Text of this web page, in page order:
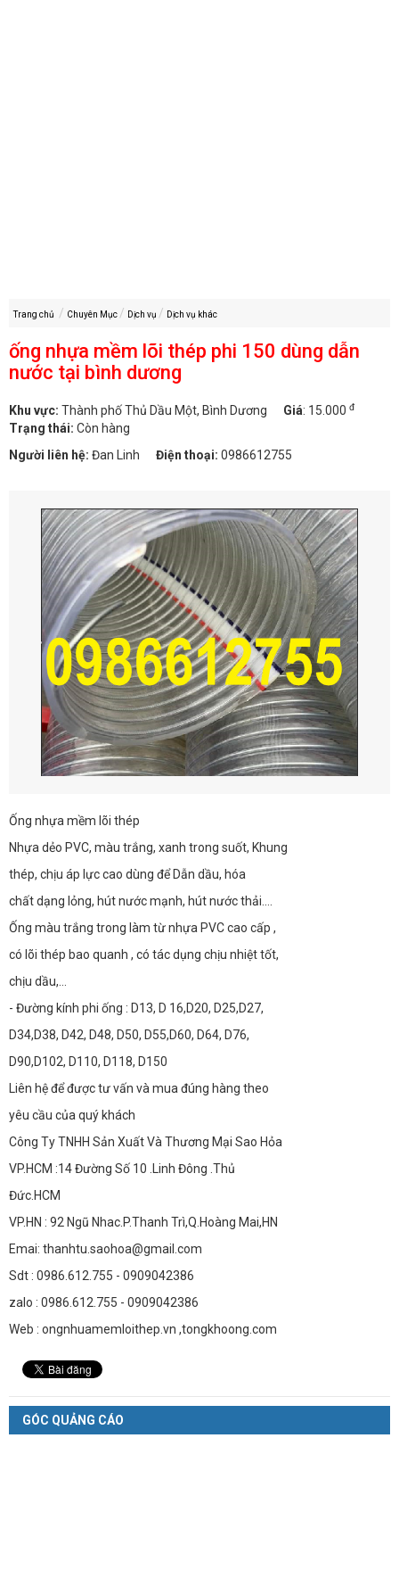
Trang chủ Chuyên Mục Dịch vụ Dịch vụ khác
ống nhựa mềm lõi thép phi 150 dùng dẫn
nước tại bình dương
Khu vực: Thành phố Thủ Dầu Một, Bình Dương Giá: 15.000 đ
Trạng thái: Còn hàng
Người liên hệ: Đan Linh Điện thoại: 0986612755
Ống nhựa mềm lõi thép
Nhựa dẻo PVC, màu trắng, xanh trong suốt, Khung
thép, chịu áp lực cao dùng để Dẫn dầu, hóa
chất dạng lỏng, hút nước mạnh, hút nước thải.…
Ống màu trắng trong làm từ nhựa PVC cao cấp ,
có lõi thép bao quanh , có tác dụng chịu nhiệt tốt,
chịu dầu,…
- Đường kính phi ống : D13, D 16,D20, D25,D27,
D34,D38, D42, D48, D50, D55,D60, D64, D76,
D90,D102, D110, D118, D150
Liên hệ để được tư vấn và mua đúng hàng theo
yêu cầu của quý khách
Công Ty TNHH Sản Xuất Và Thương Mại Sao Hỏa
VP.HCM :14 Đường Số 10 .Linh Đông .Thủ
Đức.HCM
VP.HN : 92 Ngũ Nhac.P.Thanh Trì,Q.Hoàng Mai,HN
Emai: thanhtu.saohoa@gmail.com
Sdt : 0986.612.755 - 0909042386
zalo : 0986.612.755 - 0909042386
Web : ongnhuamemloithep.vn ,tongkhoong.com
GÓC QUẢNG CÁO